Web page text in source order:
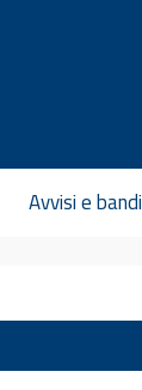
Avvisi e bandi